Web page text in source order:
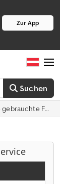
Zur App
Suchen
gebrauchte